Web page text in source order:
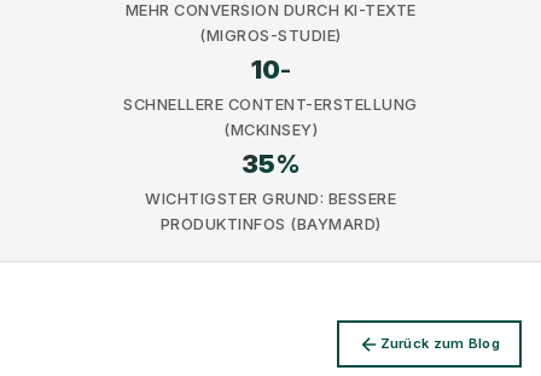
MEHR CONVERSION DURCH KI-TEXTE
(MIGROS-STUDIE)
10-
SCHNELLERE CONTENT-ERSTELLUNG
(MCKINSEY)
35%
WICHTIGSTER GRUND: BESSERE
PRODUKTINFOS (BAYMARD)
Zurück zum Blog